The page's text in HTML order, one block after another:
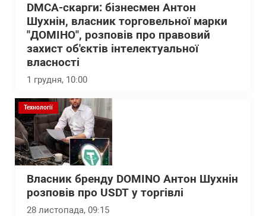
DMCA-скарги: бізнесмен Антон
Шухнін, власник торговельної марки
"ДОМІНО", розповів про правовий
захист об'єктів інтелектуальної
власності
1 грудня, 10:00
Технології
Власник бренду DOMINO Антон Шухнін
розповів про USDT у торгівлі
28 листопада, 09:15